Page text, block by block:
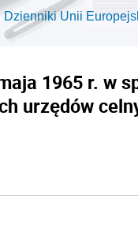
Dzienniki Unii
1965 r. w
urzędów